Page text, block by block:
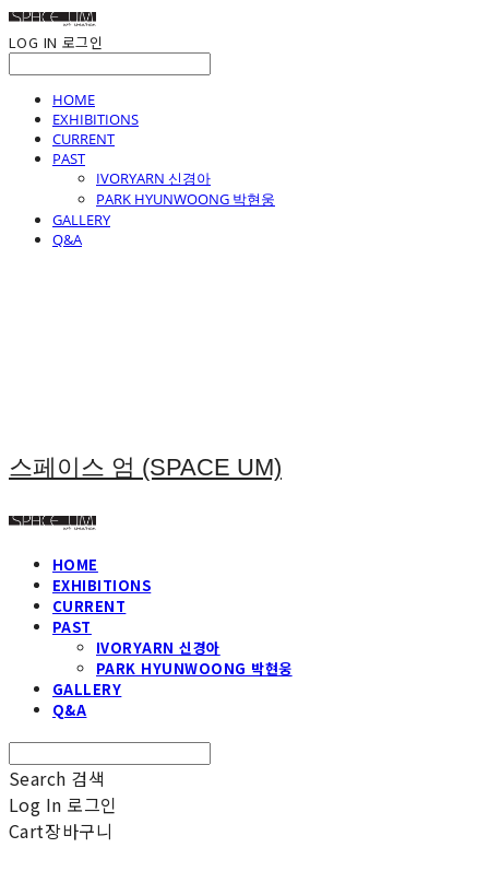
LOG IN 로그인
HOME
EXHIBITIONS
CURRENT
PAST
IVORYARN 신경아
PARK HYUNWOONG 박현웅
GALLERY
Q&A
스페이스 엄 (SPACE UM)
HOME
EXHIBITIONS
CURRENT
PAST
IVORYARN 신경아
PARK HYUNWOONG 박현웅
GALLERY
Q&A
Search 검색
Log In 로그인
Cart장바구니